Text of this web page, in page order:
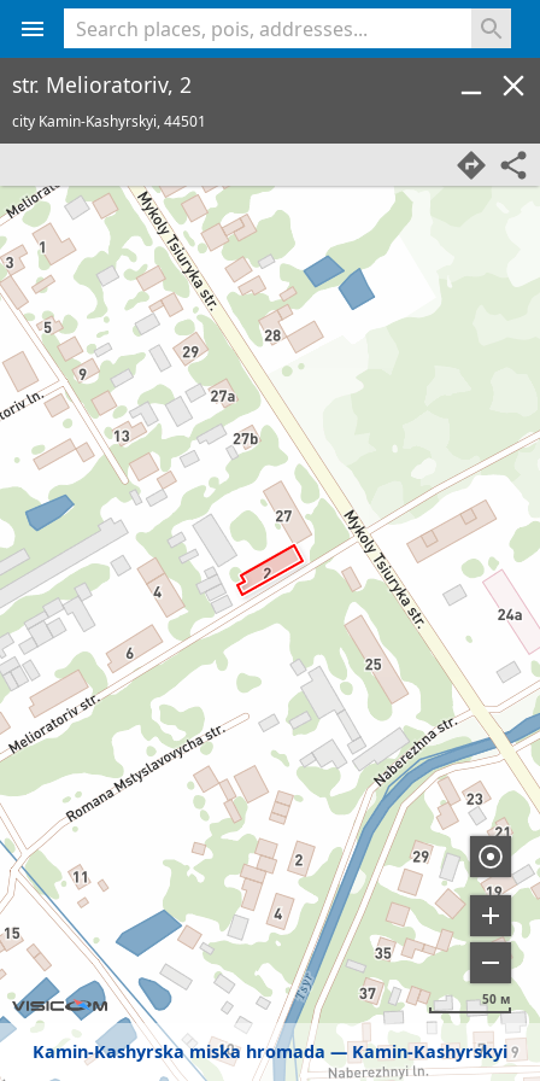
Kamin-Kashyrska miska hromada Kamin-Kashyrskyi
50 м
str. Melioratoriv, 2
city Kamin-Kashyrskyi,44501
<% console.log(hcard) %>